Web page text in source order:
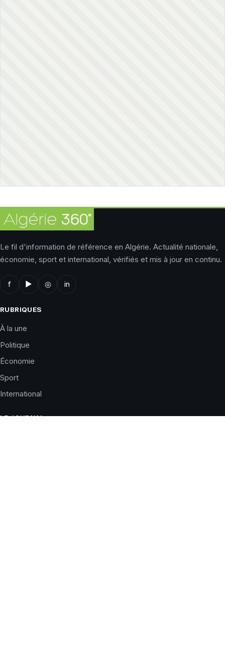
Le fil d'information de référence en Algérie. Actualité nationale,
économie, sport et international, vérifiés et mis à jour en continu.
f ▶ ◎ in
RUBRIQUES
À la une
Politique
Économie
Sport
International
LE JOURNAL